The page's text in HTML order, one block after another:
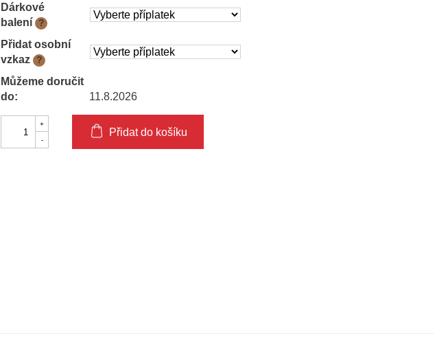
Dárkové
balení
?
Přidat osobní
vzkaz
?
Můžeme doručit
do:
11.8.2026
Přidat do košíku